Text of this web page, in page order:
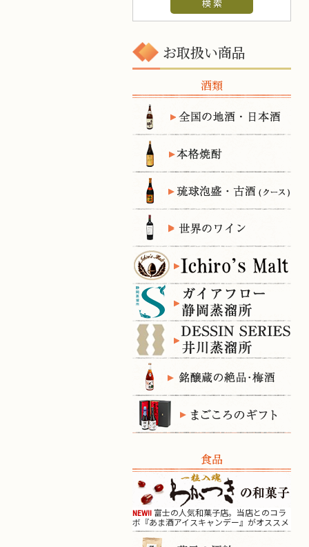
お取扱い商品
酒類
食品
NEW!! 富士の人気和菓子店。当店とのコラ
ボ『あま酒アイスキャンデー』がオススメ